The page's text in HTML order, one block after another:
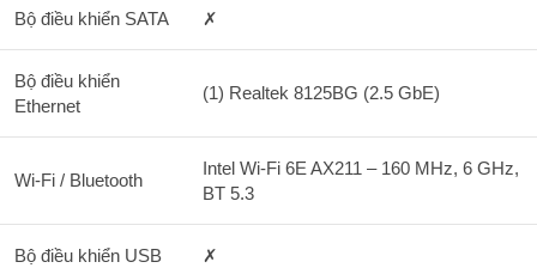
Bộ điều khiển SATA ✗
Bộ điều khiển
Ethernet
(1) Realtek 8125BG (2.5 GbE)
Wi-Fi / Bluetooth
Intel Wi-Fi 6E AX211 – 160 MHz, 6 GHz,
BT 5.3
Bộ điều khiển USB ✗